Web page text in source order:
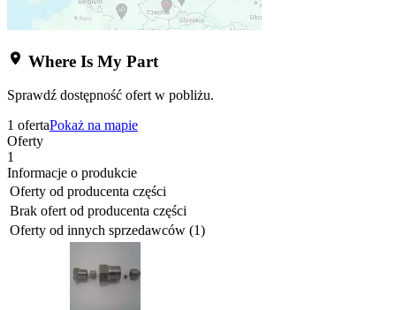
Where Is My Part
Sprawdź dostępność ofert w pobliżu.
1 ofertaPokaż na mapie
Oferty
1
Informacje o produkcie
Oferty od producenta części
Brak ofert od producenta części
Oferty od innych sprzedawców (1)